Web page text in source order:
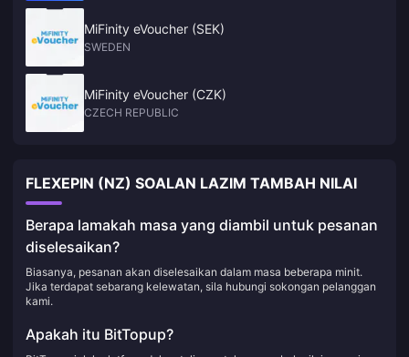
MiFinity eVoucher (SEK)
SWEDEN
MiFinity eVoucher (CZK)
CZECH REPUBLIC
FLEXEPIN (NZ) SOALAN LAZIM TAMBAH NILAI
Berapa lamakah masa yang diambil untuk pesanan
diselesaikan?
Biasanya, pesanan akan diselesaikan dalam masa beberapa minit.
Jika terdapat sebarang kelewatan, sila hubungi sokongan pelanggan
kami.
Apakah itu BitTopup?